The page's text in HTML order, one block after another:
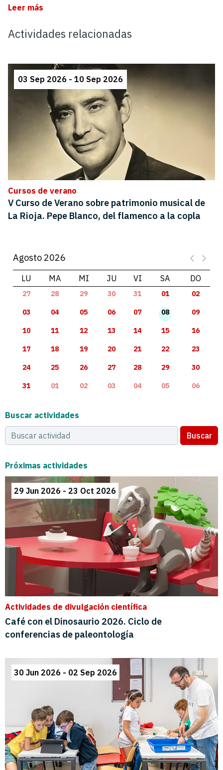
Leer más
Actividades relacionadas
03 Sep 2026 - 10 Sep 2026
Cursos de verano
V Curso de Verano sobre patrimonio musical de
La Rioja. Pepe Blanco, del flamenco a la copla
Agosto 2026
LU MA MI JU VI SA DO
27 28 29 30 31 01 02
03 04 05 06 07 08 09
10 11 12 13 14 15 16
17 18 19 20 21 22 23
24 25 26 27 28 29 30
31 01 02 03 04 05 06
Buscar actividades
Buscar
Próximas actividades